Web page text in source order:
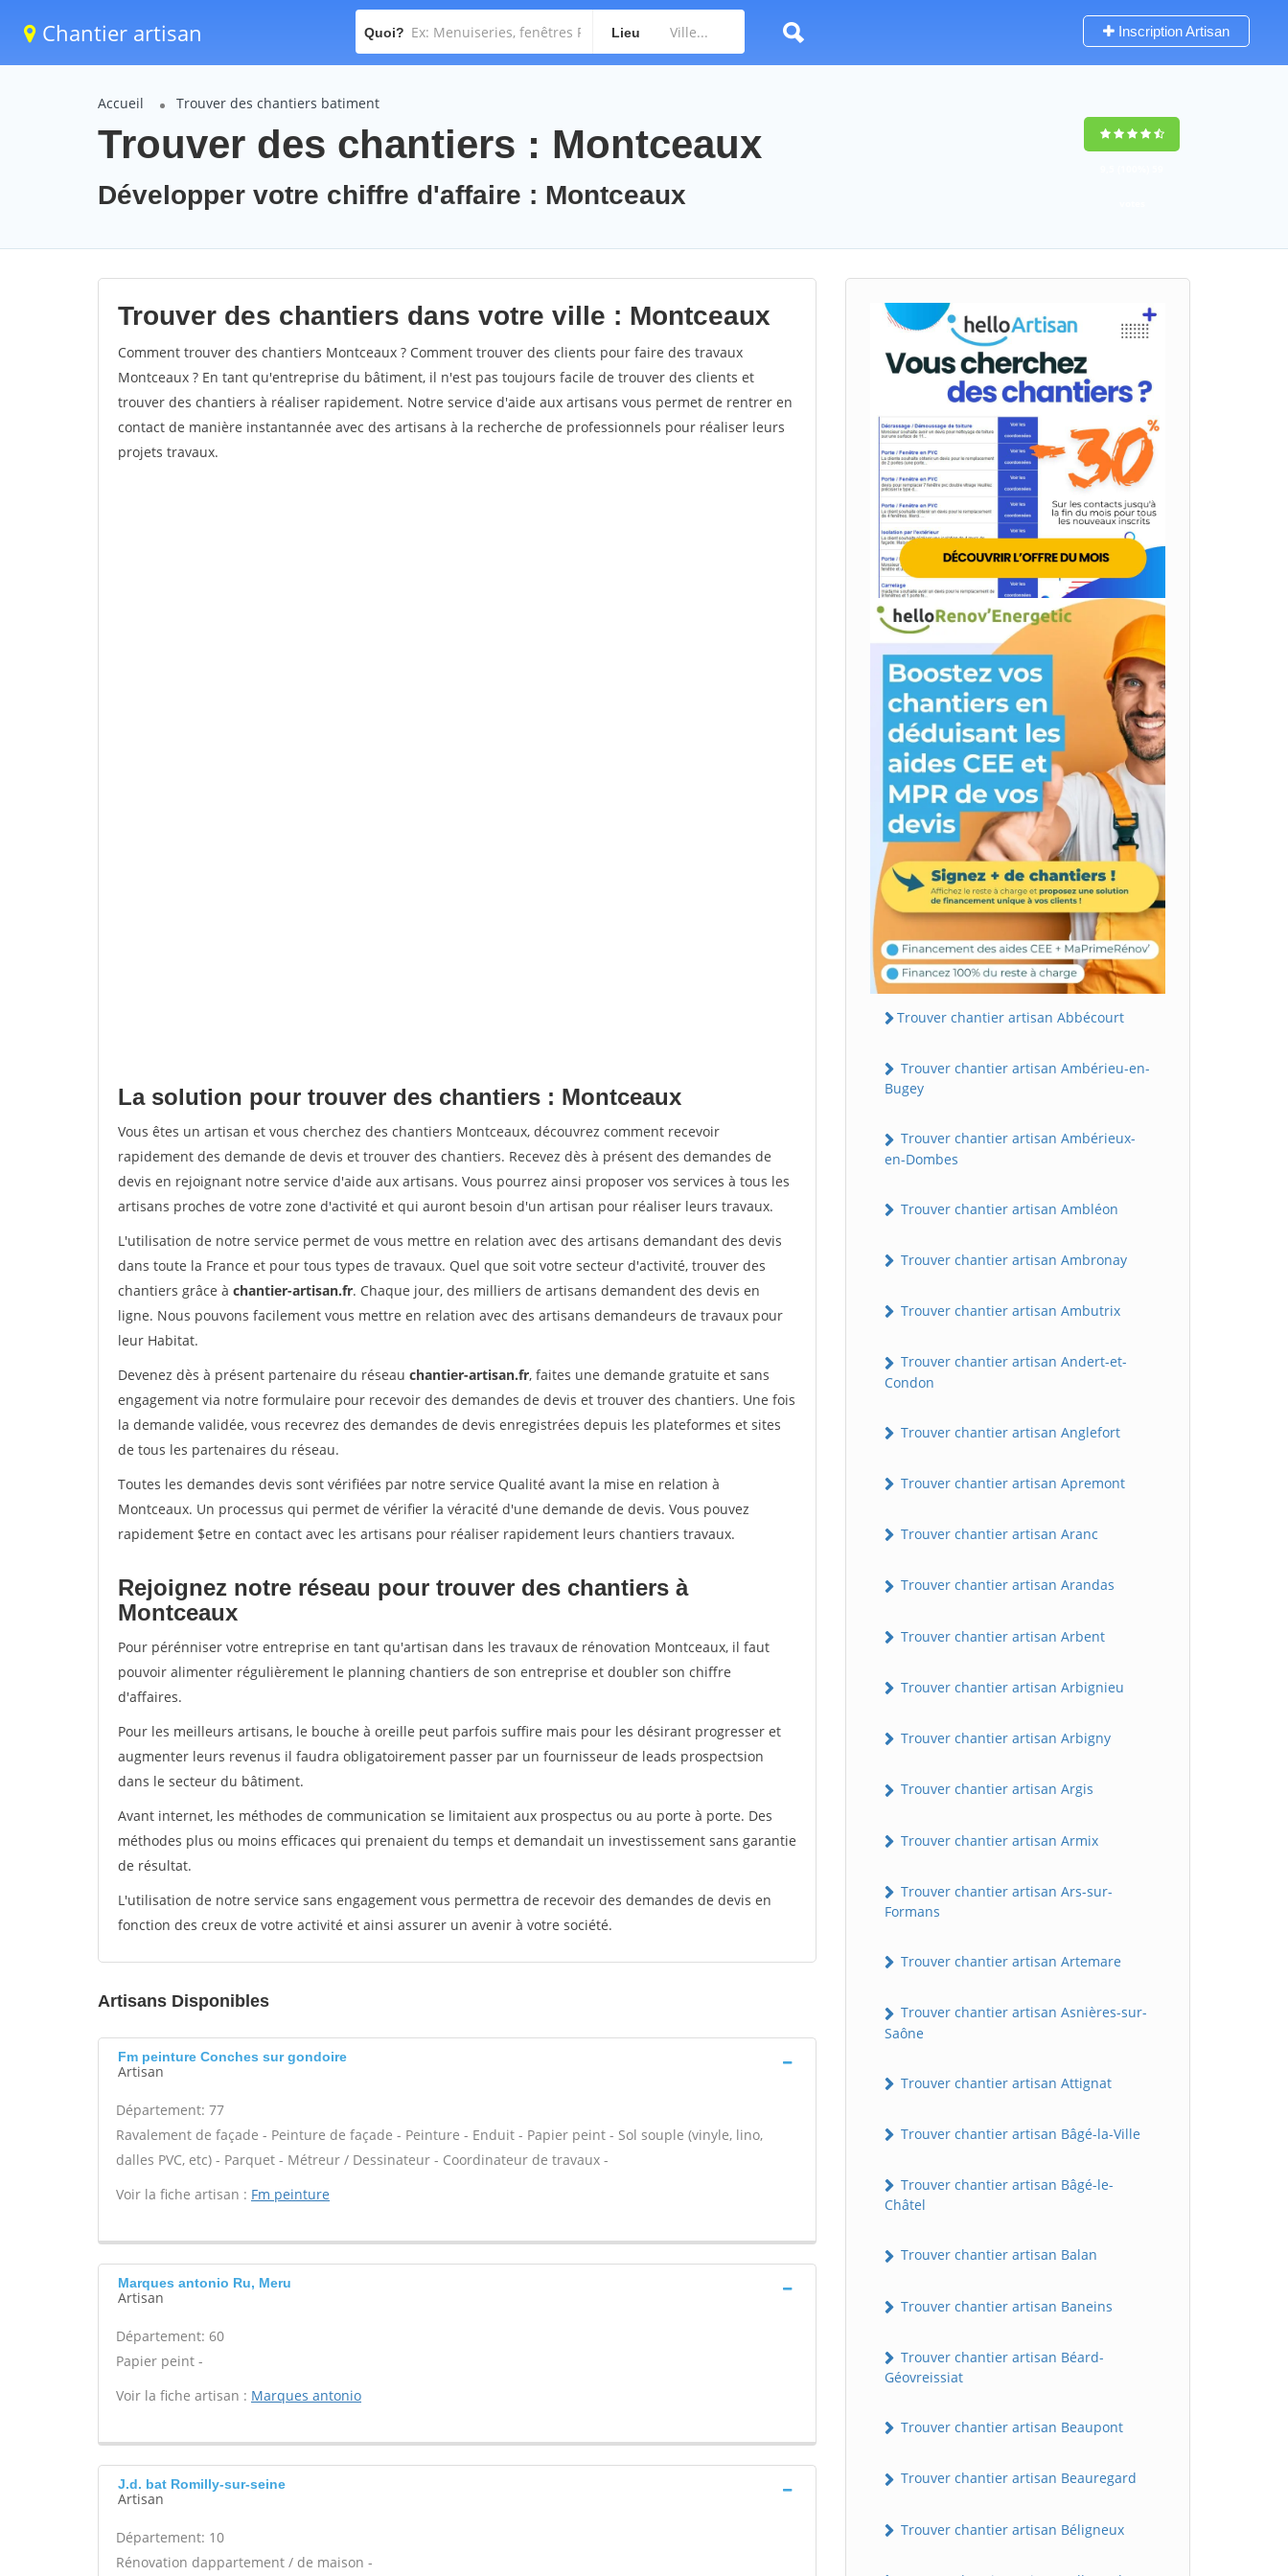
Chantier artisan Quoi? Lieu Inscription Artisan
Accueil Trouver des chantiers batiment
Trouver des chantiers : Montceaux
Développer votre chiffre d'affaire : Montceaux
Trouver des chantiers dans votre ville : Montceaux
Comment trouver des chantiers Montceaux ? Comment trouver des clients pour faire des travaux
Montceaux ? En tant qu'entreprise du bâtiment, il n'est pas toujours facile de trouver des clients et
trouver des chantiers à réaliser rapidement. Notre service d'aide aux artisans vous permet de rentrer en
contact de manière instantannée avec des artisans à la recherche de professionnels pour réaliser leurs
projets travaux.
La solution pour trouver des chantiers : Montceaux
Vous êtes un artisan et vous cherchez des chantiers Montceaux, découvrez comment recevoir
rapidement des demande de devis et trouver des chantiers. Recevez dès à présent des demandes de
devis en rejoignant notre service d'aide aux artisans. Vous pourrez ainsi proposer vos services à tous les
artisans proches de votre zone d'activité et qui auront besoin d'un artisan pour réaliser leurs travaux.
L'utilisation de notre service permet de vous mettre en relation avec des artisans demandant des devis
dans toute la France et pour tous types de travaux. Quel que soit votre secteur d'activité, trouver des
chantiers grâce à chantier-artisan.fr. Chaque jour, des milliers de artisans demandent des devis en
ligne. Nous pouvons facilement vous mettre en relation avec des artisans demandeurs de travaux pour
leur Habitat.
Devenez dès à présent partenaire du réseau chantier-artisan.fr, faites une demande gratuite et sans
engagement via notre formulaire pour recevoir des demandes de devis et trouver des chantiers. Une fois
la demande validée, vous recevrez des demandes de devis enregistrées depuis les plateformes et sites
de tous les partenaires du réseau.
Toutes les demandes devis sont vérifiées par notre service Qualité avant la mise en relation à
Montceaux. Un processus qui permet de vérifier la véracité d'une demande de devis. Vous pouvez
rapidement $etre en contact avec les artisans pour réaliser rapidement leurs chantiers travaux.
Rejoignez notre réseau pour trouver des chantiers à
Montceaux
Pour pérénniser votre entreprise en tant qu'artisan dans les travaux de rénovation Montceaux, il faut
pouvoir alimenter régulièrement le planning chantiers de son entreprise et doubler son chiffre
d'affaires.
Pour les meilleurs artisans, le bouche à oreille peut parfois suffire mais pour les désirant progresser et
augmenter leurs revenus il faudra obligatoirement passer par un fournisseur de leads prospectsion
dans le secteur du bâtiment.
Avant internet, les méthodes de communication se limitaient aux prospectus ou au porte à porte. Des
méthodes plus ou moins efficaces qui prenaient du temps et demandait un investissement sans garantie
de résultat.
L'utilisation de notre service sans engagement vous permettra de recevoir des demandes de devis en
fonction des creux de votre activité et ainsi assurer un avenir à votre société.
Artisans Disponibles
Fm peinture Conches sur gondoire
Artisan
Département: 77
Ravalement de façade - Peinture de façade - Peinture - Enduit - Papier peint - Sol souple (vinyle, lino,
dalles PVC, etc) - Parquet - Métreur / Dessinateur - Coordinateur de travaux -
Voir la fiche artisan : Fm peinture
Marques antonio Ru, Meru
Artisan
Département: 60
Papier peint -
Voir la fiche artisan : Marques antonio
J.d. bat Romilly-sur-seine
Artisan
Département: 10
Rénovation dappartement / de maison -
Trouver chantier artisan Abbécourt
Trouver chantier artisan Ambérieu-en-
Bugey
Trouver chantier artisan Ambérieux-
en-Dombes
Trouver chantier artisan Ambléon
Trouver chantier artisan Ambronay
Trouver chantier artisan Ambutrix
Trouver chantier artisan Andert-et-
Condon
Trouver chantier artisan Anglefort
Trouver chantier artisan Apremont
Trouver chantier artisan Aranc
Trouver chantier artisan Arandas
Trouver chantier artisan Arbent
Trouver chantier artisan Arbignieu
Trouver chantier artisan Arbigny
Trouver chantier artisan Argis
Trouver chantier artisan Armix
Trouver chantier artisan Ars-sur-
Formans
Trouver chantier artisan Artemare
Trouver chantier artisan Asnières-sur-
Saône
Trouver chantier artisan Attignat
Trouver chantier artisan Bâgé-la-Ville
Trouver chantier artisan Bâgé-le-
Châtel
Trouver chantier artisan Balan
Trouver chantier artisan Baneins
Trouver chantier artisan Béard-
Géovreissiat
Trouver chantier artisan Beaupont
Trouver chantier artisan Beauregard
Trouver chantier artisan Béligneux